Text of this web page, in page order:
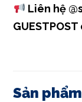
Liên hệ
Sản